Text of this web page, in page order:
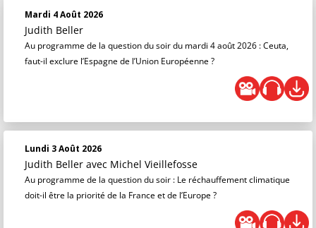
Mardi 4 Août 2026
Judith Beller
Au programme de la question du soir du mardi 4 août 2026 : Ceuta,
faut-il exclure l’Espagne de l’Union Européenne ?
Lundi 3 Août 2026
Judith Beller avec Michel Vieillefosse
Au programme de la question du soir : Le réchauffement climatique
doit-il être la priorité de la France et de l’Europe ?